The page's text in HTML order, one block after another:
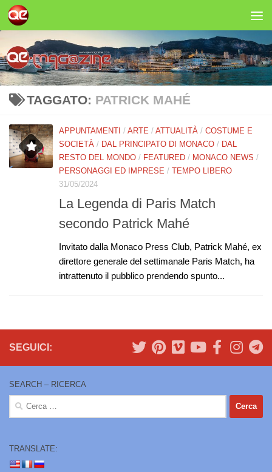
Salta al contenuto
TAGGATO: PATRICK MAHÉ
APPUNTAMENTI / ARTE / ATTUALITÀ / COSTUME E
SOCIETÀ / DAL PRINCIPATO DI MONACO / DAL
RESTO DEL MONDO / FEATURED / MONACO NEWS /
PERSONAGGI ED IMPRESE / TEMPO LIBERO
31/05/2024
La Legenda di Paris Match
secondo Patrick Mahé
Invitato dalla Monaco Press Club, Patrick Mahé, ex
direttore generale del settimanale Paris Match, ha
intrattenuto il pubblico prendendo spunto...
SEGUICI:
SEARCH – RICERCA
Ricerca
TRANSLATE: